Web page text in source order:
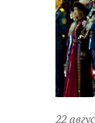
22